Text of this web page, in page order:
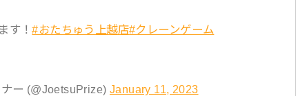
す！#おたちゅう上越店#クレーンゲーム
ー (@JoetsuPrize) January 11, 2023